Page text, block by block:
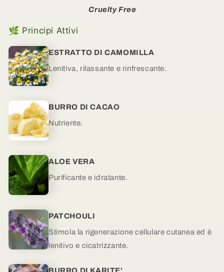
Cruelty Free
🌿 Principi Attivi
ESTRATTO DI CAMOMILLA
Lenitiva, rilassante e rinfrescante.
BURRO DI CACAO
Nutriente.
ALOE VERA
Purificante e idratante.
PATCHOULI
Stimola la rigenerazione cellulare cutanea ed è
lenitivo e cicatrizzante.
BURRO DI KARITE'